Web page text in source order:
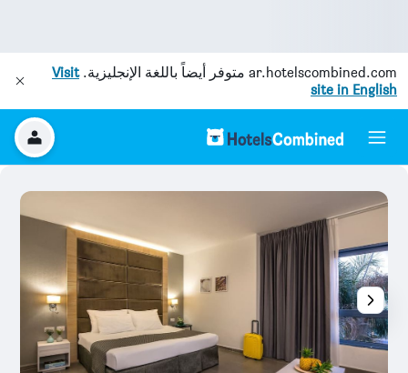
ar.hotelscombined.com متوفر أيضاً باللغة الإنجليزية.Visit
site in English